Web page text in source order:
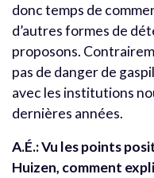
donc temps de
d’autres formes de
proposons.
pas de danger de
avec les institutions
dernières années.
A.É.: Vu les points
Huizen, comment